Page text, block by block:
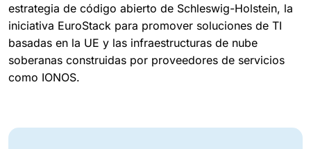
estrategia de código abierto de Schleswig-Holstein, la
iniciativa EuroStack para promover soluciones de TI
basadas en la UE y las infraestructuras de nube
soberanas construidas por proveedores de servicios
como IONOS.